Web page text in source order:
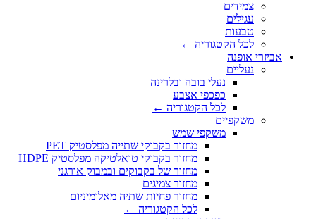
צמידים
עגילים
טבעות
לכל הקטגוריה ←
אביזרי אופנה
נעליים
נעלי בובה ובלרינה
כפכפי אצבע
לכל הקטגוריה ←
משקפיים
משקפי שמש
מחזור בקבוקי שתייה מפלסטיק PET
מחזור בקבוקי טואלטיקה מפלסטיק HDPE
מחזור של בקבוקים ובמבוק אורגני
מחזור צמיגים
מחזור פחיות שתיה מאלומיניום
לכל הקטגוריה ←